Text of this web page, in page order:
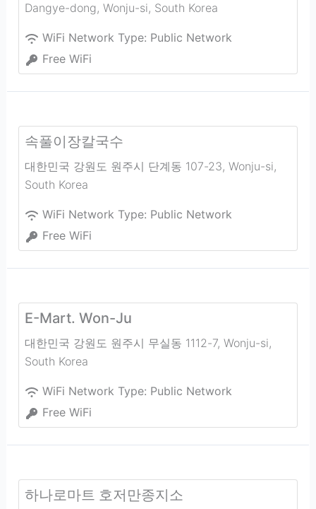
Dangye-dong, Wonju-si, South Korea
WiFi Network Type: Public Network
Free WiFi
속풀이장칼국수
대한민국 강원도 원주시 단계동 107-23, Wonju-si,
South Korea
WiFi Network Type: Public Network
Free WiFi
E-Mart. Won-Ju
대한민국 강원도 원주시 무실동 1112-7, Wonju-si,
South Korea
WiFi Network Type: Public Network
Free WiFi
하나로마트 호저만종지소